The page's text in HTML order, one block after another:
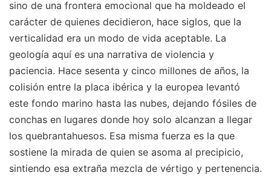
sino de una frontera emocional que ha moldeado el
carácter de quienes decidieron, hace siglos, que la
verticalidad era un modo de vida aceptable. La
geología aquí es una narrativa de violencia y
paciencia. Hace sesenta y cinco millones de años, la
colisión entre la placa ibérica y la europea levantó
este fondo marino hasta las nubes, dejando fósiles de
conchas en lugares donde hoy solo alcanzan a llegar
los quebrantahuesos. Esa misma fuerza es la que
sostiene la mirada de quien se asoma al precipicio,
sintiendo esa extraña mezcla de vértigo y pertenencia.